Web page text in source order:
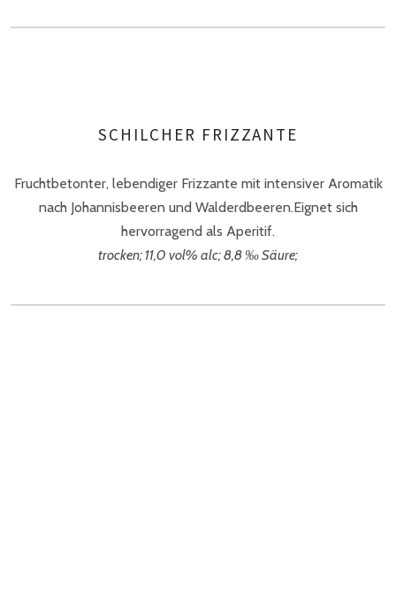
SCHILCHER FRIZZANTE
Fruchtbetonter, lebendiger Frizzante mit intensiver Aromatik
nach Johannisbeeren und Walderdbeeren.Eignet sich
hervorragend als Aperitif.
trocken; 11,0 vol% alc; 8,8 ‰ Säure;